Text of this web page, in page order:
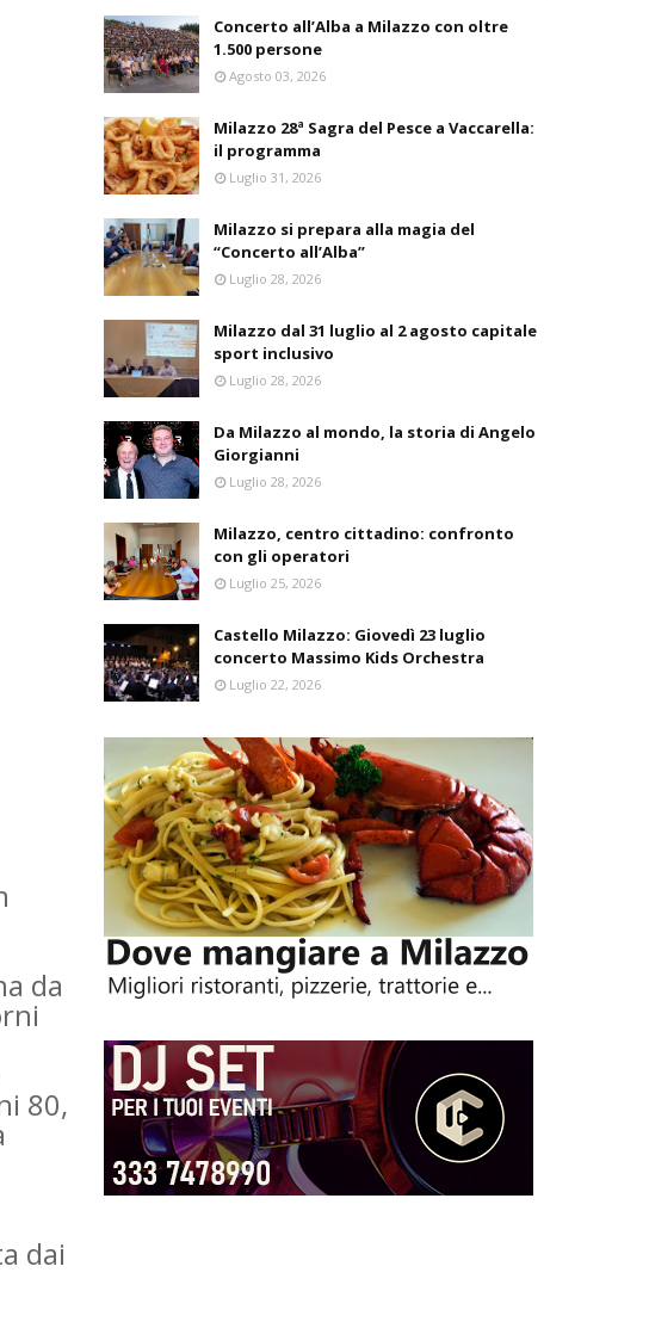
da
80,
dai
Concerto all’Alba a Milazzo con oltre
1.500 persone
Agosto 03, 2026
Milazzo 28ª Sagra del Pesce a Vaccarella:
il programma
Luglio 31, 2026
Milazzo si prepara alla magia del
“Concerto all’Alba”
Luglio 28, 2026
Milazzo dal 31 luglio al 2 agosto capitale
sport inclusivo
Luglio 28, 2026
Da Milazzo al mondo, la storia di Angelo
Giorgianni
Luglio 28, 2026
Milazzo, centro cittadino: confronto
con gli operatori
Luglio 25, 2026
Castello Milazzo: Giovedì 23 luglio
concerto Massimo Kids Orchestra
Luglio 22, 2026